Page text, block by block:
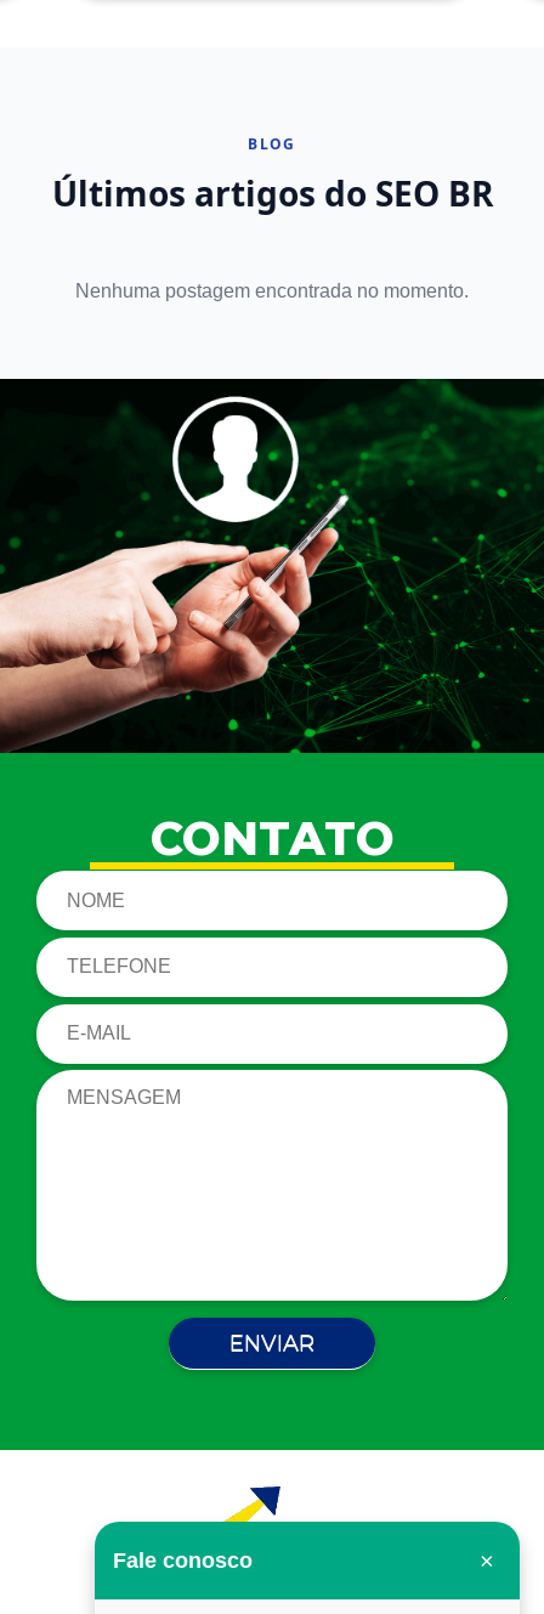
BLOG
Últimos artigos do SEO BR
Nenhuma postagem encontrada no momento.
CONTATO
Fale conosco ×